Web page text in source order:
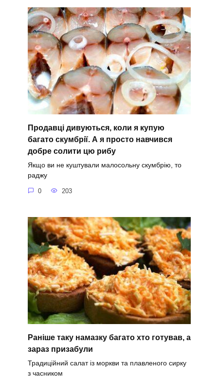
Продавці дивуються, коли я купую
багато скумбрії. А я просто навчився
добре солити цю рибу
Якщо ви не куштували малосольну скумбрію, то
раджу
0 203
Раніше таку намазку багато хто готував, а
зараз призабули
Традиційний салат із моркви та плавленого сирку
з часником